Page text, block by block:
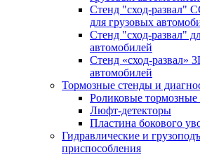
Стенд "сход-развал"
для грузовых
Стенд "сход-развал"
автомобилей
Стенд «сход-развал»
автомобилей
Тормозные стенды и
Роликовые тормозные
Люфт-детекторы
Пластина бокового
Гидравлические и
приспособления